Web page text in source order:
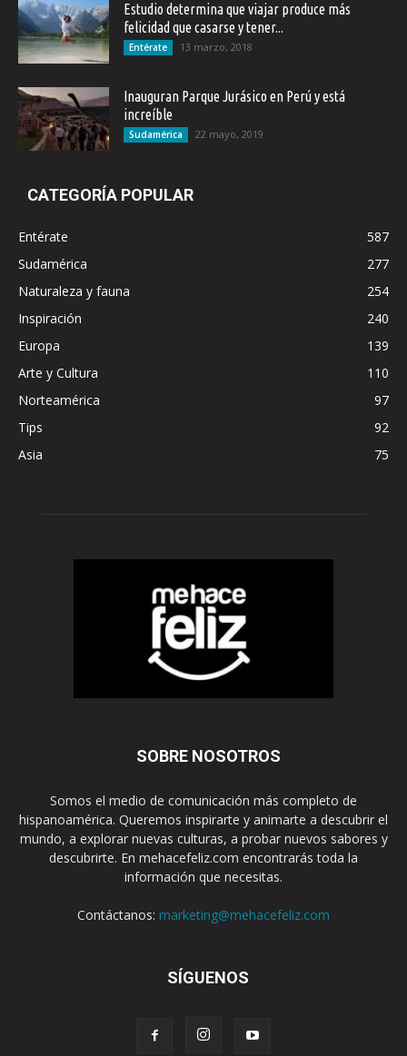
Estudio determina que viajar produce más
felicidad que casarse y tener...
Entérate 13 marzo, 2018
Inauguran Parque Jurásico en Perú y está
increíble
Sudamérica 22 mayo, 2019
CATEGORÍA POPULAR
Entérate
587
Sudamérica
277
Naturaleza y fauna
254
Inspiración
240
Europa
139
Arte y Cultura
110
Norteamérica
97
Tips
92
Asia
75
SOBRE NOSOTROS
Somos el medio de comunicación más completo de
hispanoamérica. Queremos inspirarte y animarte a descubrir el
mundo, a explorar nuevas culturas, a probar nuevos sabores y
descubrirte. En mehacefeliz.com encontrarás toda la
información que necesitas.
Contáctanos: marketing@mehacefeliz.com
SÍGUENOS